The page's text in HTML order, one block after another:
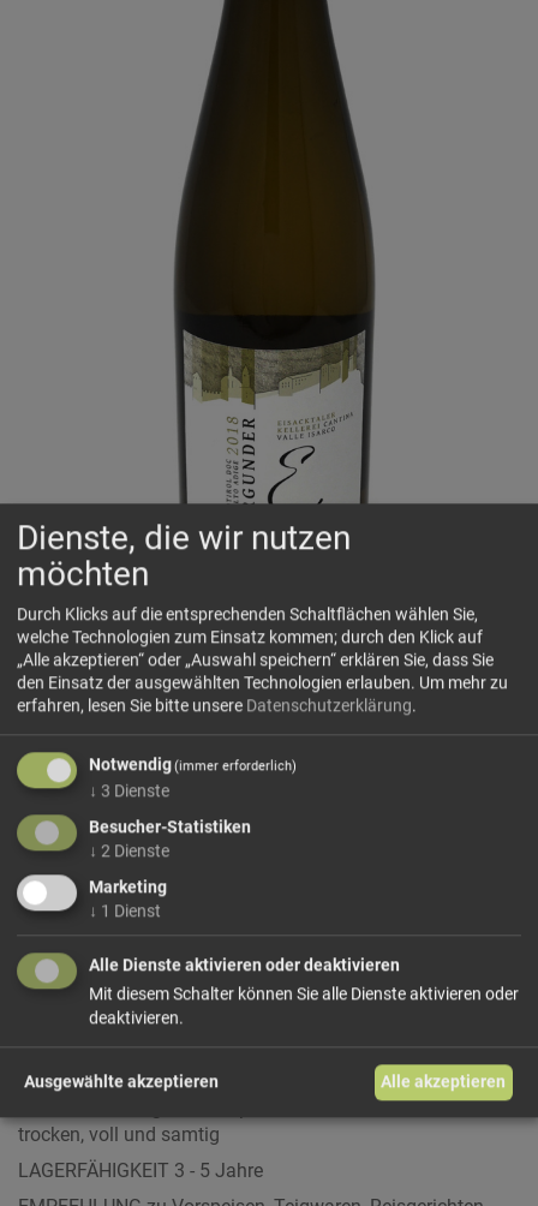
Weißburgunder Eisacktaler Kellerei
der Weißburgunder nur im südliche wärmeren Teil des
Eisacktales. An den sonnendurchfluteten Hängen, die von
Porphyr als Urgestein gekennzeichnet sind, entsteht ein
Wein mit unverwechselbarem Burgunderaroma und
ausgeprägtem Aroma.
VINIFIKATION
schonende Verarbeitung und Pressung,
temperaturkontrollierte Gärung sowie Ausbau auf der
Feinhefe im Edelstahltank, kein biologischer Säureabbau
CHARAKTERISTIK
Geruch: feiner Duft nach Blumen und Obst
Geschmack: eleganter Körper und belebende Säure,
trocken, voll und samtig
LAGERFÄHIGKEIT 3 - 5 Jahre
Dienste, die wir nutzen
möchten
Durch Klicks auf die entsprechenden Schaltflächen wählen Sie,
welche Technologien zum Einsatz kommen; durch den Klick auf
„Alle akzeptieren“ oder „Auswahl speichern“ erklären Sie, dass Sie
den Einsatz der ausgewählten Technologien erlauben. Um mehr zu
erfahren, lesen Sie bitte unsere Datenschutzerklärung.
Notwendig(immer erforderlich)
↓ 3 Dienste
Besucher-Statistiken
↓ 2 Dienste
Marketing
↓ 1 Dienst
Alle Dienste aktivieren oder deaktivieren
Mit diesem Schalter können Sie alle Dienste aktivieren oder
deaktivieren.
Ausgewählte akzeptieren Alle akzeptieren